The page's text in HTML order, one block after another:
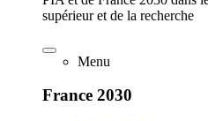
supérieur et de la recherche
Menu
France 2030